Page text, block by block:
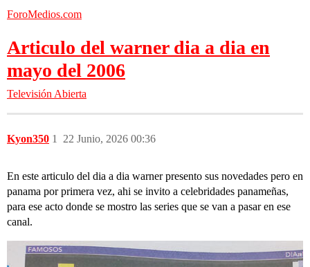
ForoMedios.com
Articulo del warner dia a dia en
mayo del 2006
Televisión Abierta
Kyon350 22 Junio, 2026 00:36
1
En este articulo del dia a dia warner presento sus novedades pero en
panama por primera vez, ahi se invito a celebridades panameñas,
para ese acto donde se mostro las series que se van a pasar en ese
canal.